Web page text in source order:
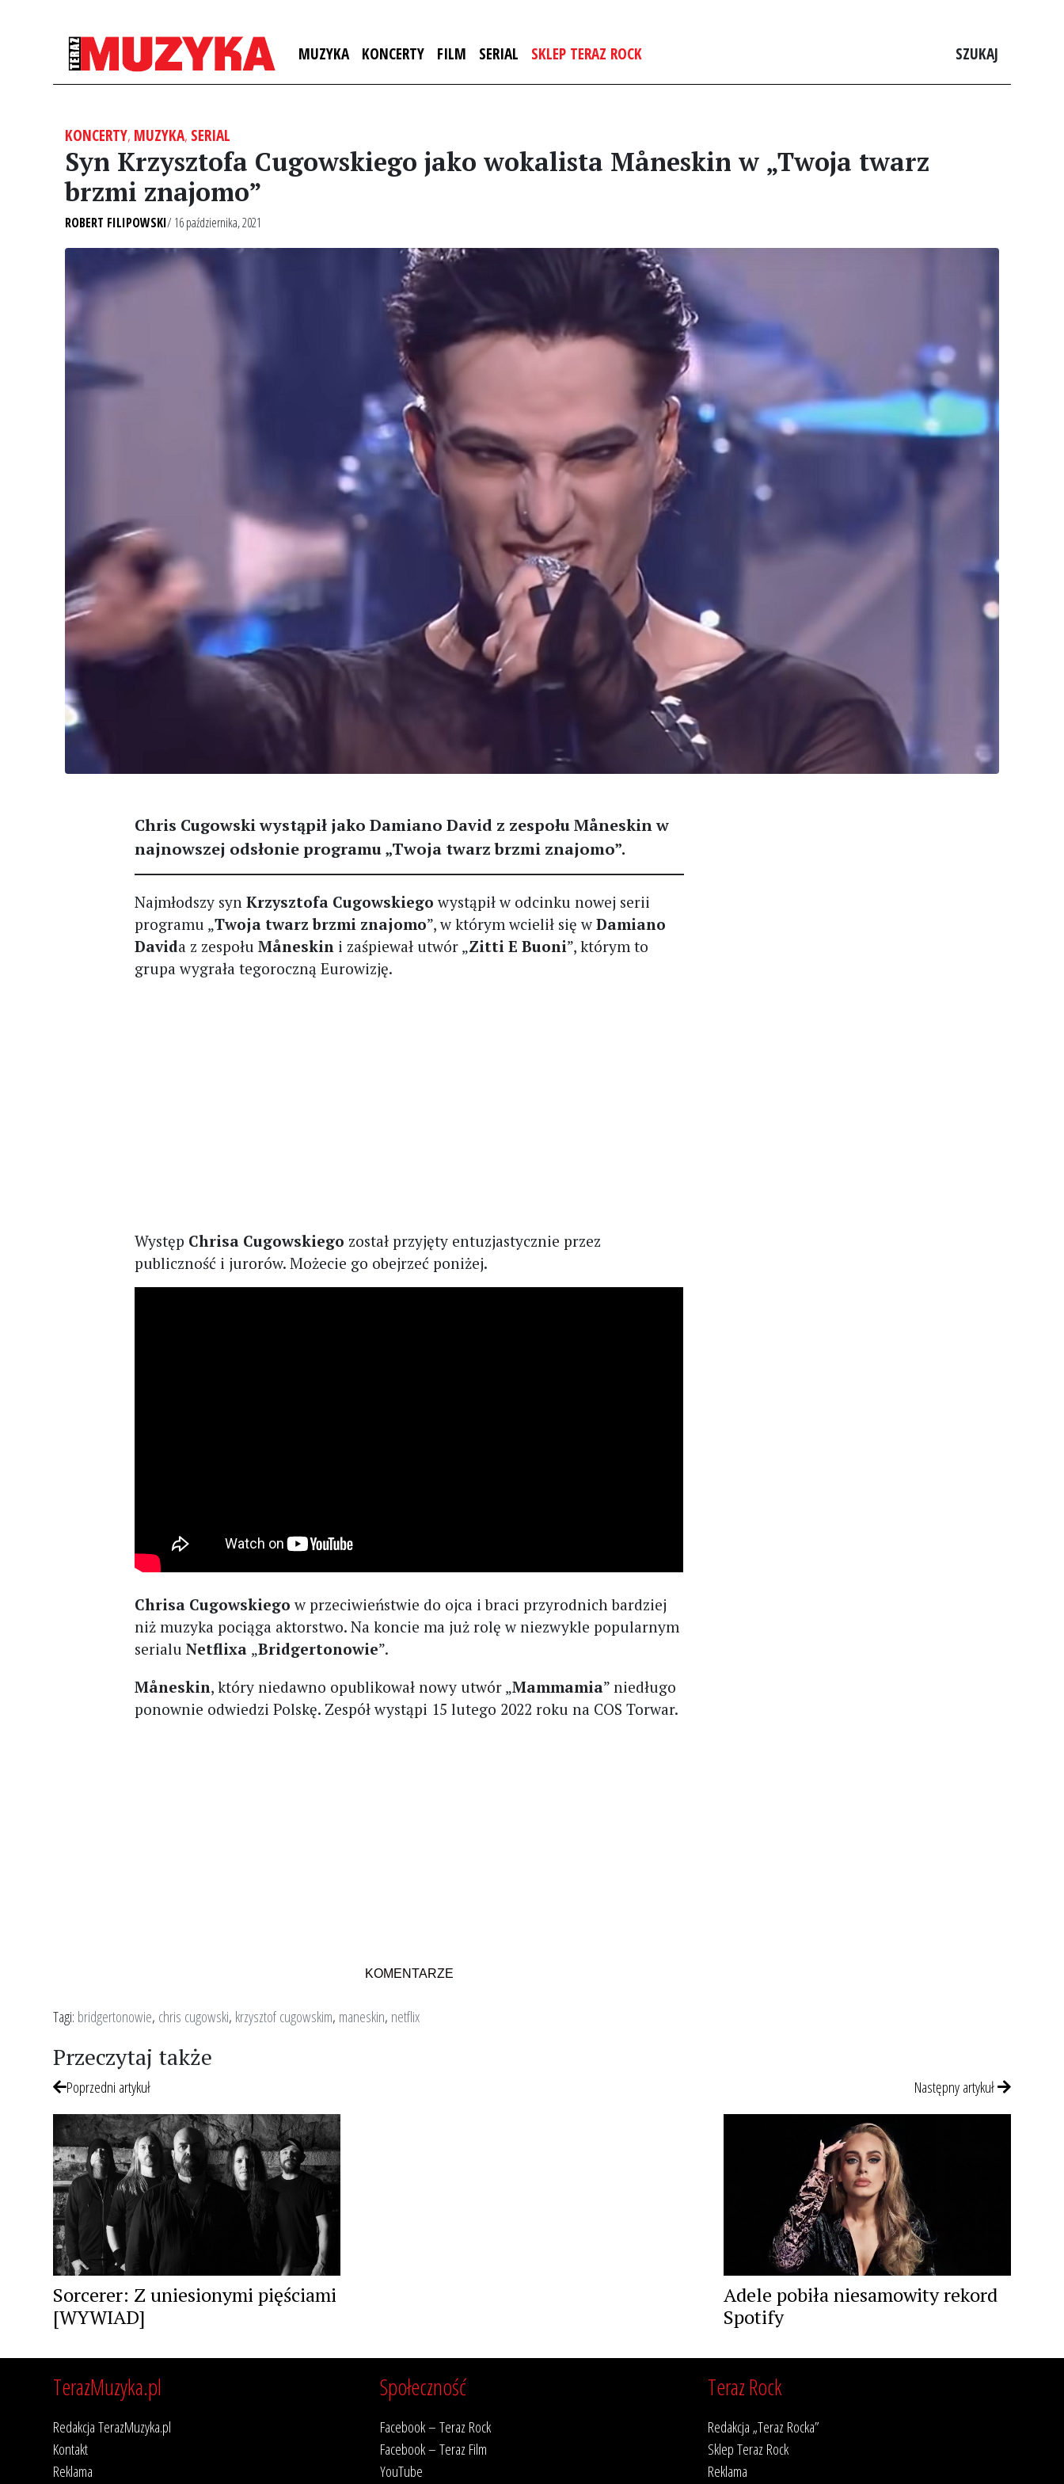
MUZYKA KONCERTY FILM SERIAL SKLEP TERAZ ROCK SZUKAJ
KONCERTY, MUZYKA, SERIAL
Syn Krzysztofa Cugowskiego jako wokalista Måneskin w „Twoja twarz
brzmi znajomo”
ROBERT FILIPOWSKI/ 16 października, 2021
Chris Cugowski wystąpił jako Damiano David z zespołu Måneskin w
najnowszej odsłonie programu „Twoja twarz brzmi znajomo”.
Najmłodszy synKrzysztofa Cugowskiego wystąpił w odcinku nowej serii
programu „Twoja twarz brzmi znajomo”, w którym wcielił się wDamiano
Davida z zespołuMåneskin i zaśpiewał utwór „Zitti E Buoni”, którym to
grupa wygrała tegoroczną Eurowizję.
Występ Chrisa Cugowskiego został przyjęty entuzjastycznie przez
publiczność i jurorów. Możecie go obejrzeć poniżej.
Chrisa Cugowskiego w przeciwieństwie do ojca i braci przyrodnich bardziej
niż muzyka pociąga aktorstwo. Na koncie ma już rolę w niezwykle popularnym
serialuNetflixa „Bridgertonowie”.
Måneskin, który niedawno opublikował nowy utwór „Mammamia” niedługo
ponownie odwiedzi Polskę. Zespół wystąpi 15 lutego 2022 roku na COS Torwar.
KOMENTARZE
Tagi: bridgertonowie, chris cugowski, krzysztof cugowskim, maneskin, netflix
Przeczytaj także
Poprzedni artykuł
Sorcerer: Z uniesionymi pięściami
[WYWIAD]
Następny artykuł
Adele pobiła niesamowity rekord
Spotify
TerazMuzyka.pl
Redakcja TerazMuzyka.pl
Kontakt
Reklama
Społeczność
Facebook – Teraz Rock
Facebook – Teraz Film
YouTube
Teraz Rock
Redakcja „Teraz Rocka”
Sklep Teraz Rock
Reklama